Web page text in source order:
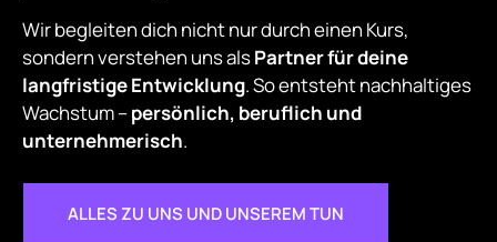
Wir begleiten dich nicht nur durch einen Kurs,
sondern verstehen uns alsPartner für deine
langfristige Entwicklung. So entsteht nachhaltiges
Wachstum –persönlich, beruflich und
unternehmerisch.
ALLES ZU UNS UND UNSEREM TUN